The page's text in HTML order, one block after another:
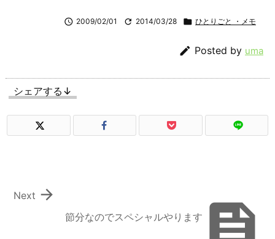
 2009/02/01  2014/03/28  ひとりごと ・メモ
 Posted by uma
シェアする↓

節分なのでスペシャルやります

Next